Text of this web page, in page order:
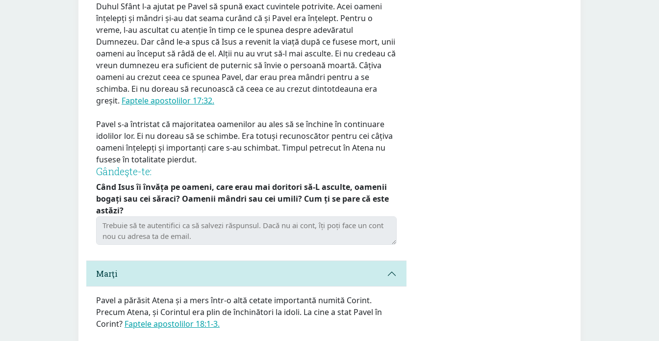
Duhul Sfânt l-a ajutat pe Pavel să spună exact cuvintele potrivite. Acei oameni
înțelepți și mândri și-au dat seama curând că și Pavel era înțelept. Pentru o
vreme, l-au ascultat cu atenție în timp ce le spunea despre adevăratul
Dumnezeu. Dar când le-a spus că Isus a revenit la viață după ce fusese mort, unii
oameni au început să râdă de el. Alții nu au vrut să-l mai asculte. Ei nu credeau că
vreun dumnezeu era suficient de puternic să învie o persoană moartă. Câțiva
oameni au crezut ceea ce spunea Pavel, dar erau prea mândri pentru a se
schimba. Ei nu doreau să recunoască că ceea ce au crezut dintotdeauna era
greșit. Faptele apostolilor 17:32.
Pavel s-a întristat că majoritatea oamenilor au ales să se închine în continuare
idolilor lor. Ei nu doreau să se schimbe. Era totuși recunoscător pentru cei câțiva
oameni înțelepți și importanți care s-au schimbat. Timpul petrecut în Atena nu
fusese în totalitate pierdut.
Gândeşte-te:
Când Isus îi învăța pe oameni, care erau mai doritori să-L asculte, oamenii
bogați sau cei săraci? Oamenii mândri sau cei umili? Cum ți se pare că este
astăzi?
Marţi
Pavel a părăsit Atena și a mers într-o altă cetate importantă numită Corint.
Precum Atena, și Corintul era plin de închinători la idoli. La cine a stat Pavel în
Corint? Faptele apostolilor 18:1-3.